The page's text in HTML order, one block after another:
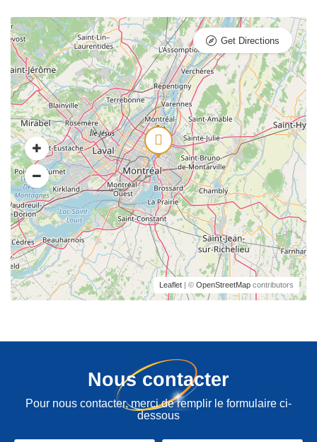
Leaflet | © OpenStreetMap contributors
Get Directions
Nous contacter
Pour nous contacter, merci de remplir le formulaire ci-
dessous